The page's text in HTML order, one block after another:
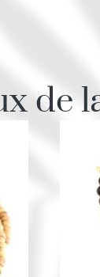
de